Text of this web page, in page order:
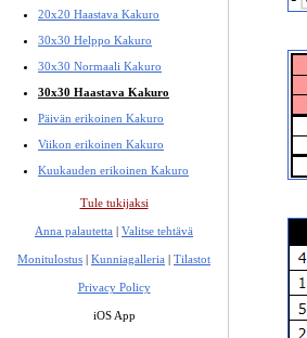
20x20 Haastava Kakuro
30x30 Helppo Kakuro
30x30 Normaali Kakuro
30x30 Haastava Kakuro
Päivän erikoinen Kakuro
Viikon erikoinen Kakuro
Kuukauden erikoinen Kakuro
Tule tukijaksi
Anna palautetta | Valitse tehtävä
Monitulostus | Kunniagalleria | Tilastot
Privacy Policy
iOS App